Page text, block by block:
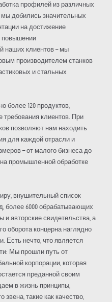
профилей из различных
мы добились значительных
на достижение
повышении
наших клиентов – мы
производителем станков
и стальных
более 120 продуктов,
клиентов. При
позволяют нам находить
для каждой отрасли и
– от малого бизнеса до
промышленной обработке
внушительный список
более 6000 обрабатывающих
и авторские свидетельства, а
оборота концерна наглядно
Есть нечто, что является
Мы прошли путь от
корпорации, которая
преданной своим
в жизнь принципы,
такие как качество,